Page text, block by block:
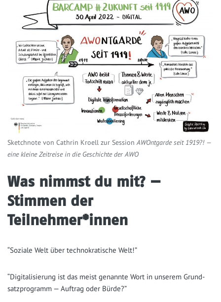
Sketch­no­te von Cath­rin Kro­ell zur Ses­si­onAWOnt­gar­de seit 1919?! —
eine klei­ne Zeit­rei­se in die Geschich­te der AWO
Was nimmst du mit? —
Stimmen der
Teilnehmer*innen
“Sozia­le Welt über tech­no­kra­ti­sche Welt!”
“Digi­ta­li­sie­rung ist das meist genann­te Wort in unse­rem Grund­
satz­pro­gramm — Auf­trag oder Bürde?”